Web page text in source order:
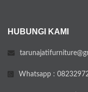
HUBUNGI KAMI
Whatsapp :